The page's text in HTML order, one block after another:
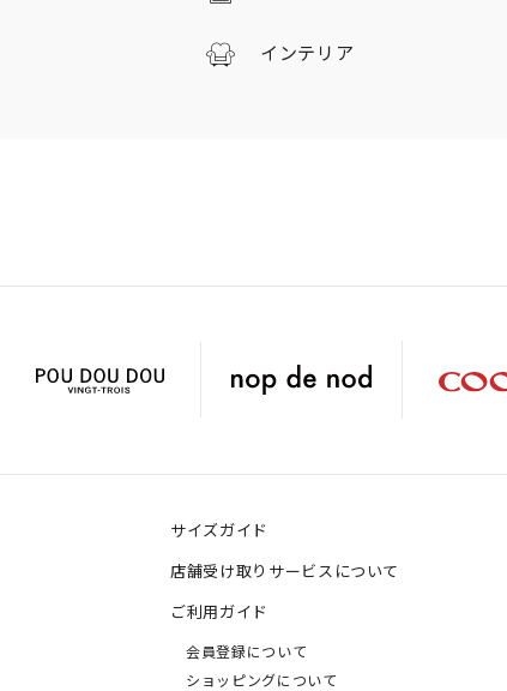
インテリア
サイズガイド
店舗受け取りサービスについて
ご利用ガイド
会員登録について
ショッピングについて